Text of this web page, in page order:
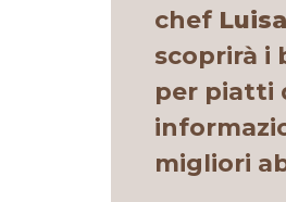
chef
scoprirà i
per piatti
migliori